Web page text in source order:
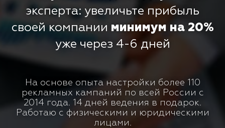
эксперта: увеличьте прибыль
своей компании минимум на 20%
уже через 4-6 дней
На основе опыта настройки более 110
рекламных кампаний по всей России с
2014 года. 14 дней ведения в подарок.
Работаю с физическими и юридическими
лицами.